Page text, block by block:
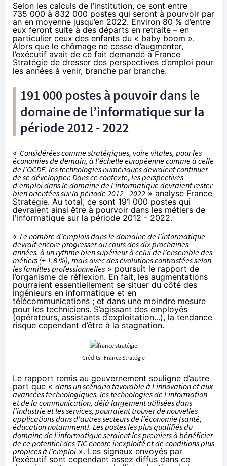
Selon les calculs de l’institution, ce sont entre
735 000 à 832 000 postes qui seront à pourvoir par
an en moyenne jusqu’en 2022. Environ 80 % d’entre
eux feront suite à des départs en retraite – en
particulier ceux des enfants du « baby boom ».
Alors que le chômage ne cesse d’augmenter,
l’exécutif avait de ce fait demandé à France
Stratégie de dresser des perspectives d’emploi pour
les années à venir, branche par branche.
191 000 postes à pouvoir dans le
domaine de l’informatique sur la
période 2012 - 2022
« Considérées comme stratégiques, voire vitales, pour les
économies de demain, à l’échelle européenne comme à celle
de l’OCDE, les technologies numériques devraient continuer
de se développer. Dans ce contexte, les perspectives
d’emploi dans le domaine de l’informatique devraient rester
bien orientées sur la période 2012 - 2022 » analyse France
Stratégie. Au total, ce sont 191 000 postes qui
devraient ainsi être à pourvoir dans les métiers de
l’informatique sur la période 2012 - 2022.
« Le nombre d’emplois dans le domaine de l’informatique
devrait encore progresser au cours des dix prochaines
années, à un rythme bien supérieur à celui de l’ensemble des
métiers (+ 1,8 %), mais avec des évolutions contrastées selon
les familles professionnelles » poursuit le rapport de
l’organisme de réflexion. En fait, les augmentations
pourraient essentiellement se situer du côté des
ingénieurs en informatique et en
télécommunications ; et dans une moindre mesure
pour les techniciens. S’agissant des employés
(opérateurs, assistants d’exploitation...), la tendance
risque cependant d’être à la stagnation.
Crédits : France Stratégie
Le rapport remis au gouvernement souligne d’autre
part que « dans un scénario favorable à l’innovation et aux
avancées technologiques, les technologies de l’information
et de la communication, déjà largement utilisées dans
l’industrie et les services, pourraient trouver de nouvelles
applications dans d’autres secteurs de l’économie (santé,
éducation notamment). Les postes les plus qualifiés du
domaine de l’informatique seraient les premiers à bénéficier
de ce potentiel des TIC encore inexploité et de conditions plus
propices à l’emploi ». Les signaux envoyés par
l’exécutif sont cependant assez diffus dans ce